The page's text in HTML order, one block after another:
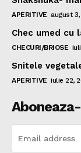
APERITIVE august
Chec umed cu
CHECURI/BRIOSE
Snitele
APERITIVE iulie 22,